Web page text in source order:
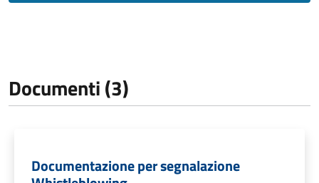
Documenti (3)
Documentazione per segnalazione